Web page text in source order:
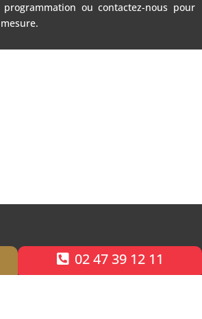
ou contactez-nous pour
02 47 39 12 11